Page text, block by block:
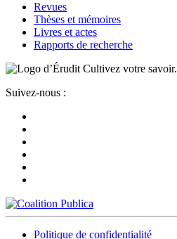
Revues
Thèses et mémoires
Livres et actes
Rapports de recherche
Cultivez votre savoir.
Suivez-nous :
Politique de confidentialité